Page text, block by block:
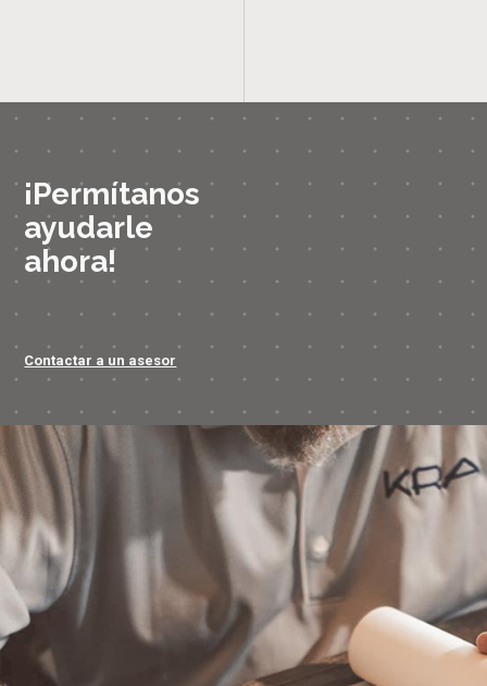
¡Permítanos
ayudarle
ahora!
Contactar a un asesor